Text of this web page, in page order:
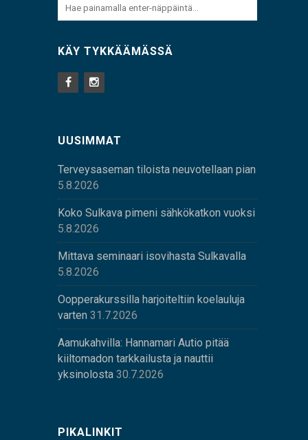
KÄY TYKKÄÄMÄSSÄ
UUSIMMAT
Terveysaseman tiloista neuvotellaan pian
5.8.2026
Koko Sulkava pimeni sähkökatkon vuoksi
5.8.2026
Mittava seminaari isovihasta Sulkavalla
5.8.2026
Oopperakurssilla harjoiteltiin koelauluja
varten 31.7.2026
Aamukahvilla: Hannamari Autio pitää
kiiltomadon tarkkailusta ja nauttii
yksinolosta 30.7.2026
PIKALINKIT